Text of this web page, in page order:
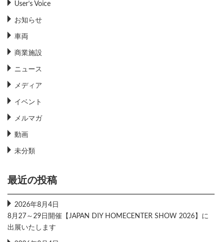
User’s Voice
お知らせ
車両
商業施設
ニュース
メディア
イベント
メルマガ
動画
未分類
最近の投稿
2026年8月4日
8月27～29日開催【JAPAN DIY HOMECENTER SHOW 2026】に
出展いたします